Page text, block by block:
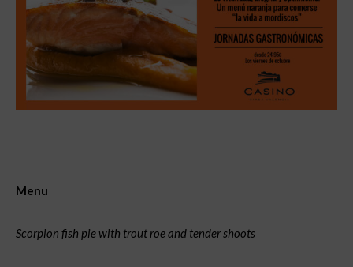
Menu
Scorpion fish pie with trout roe and tender shoots